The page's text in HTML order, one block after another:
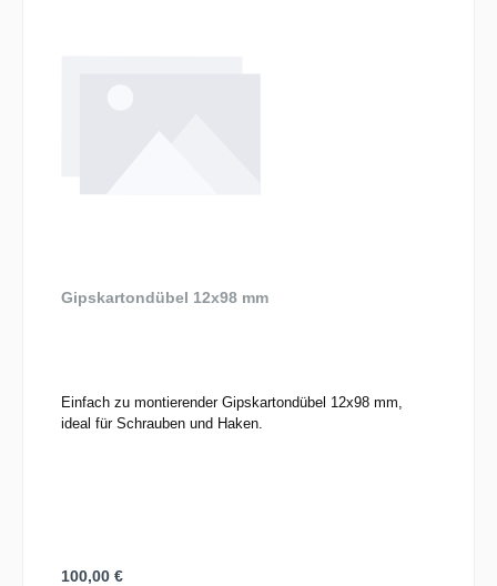
Gipskartondübel 12x98 mm
Einfach zu montierender Gipskartondübel 12x98 mm,
ideal für Schrauben und Haken.
Regulärer Preis:
100,00 €